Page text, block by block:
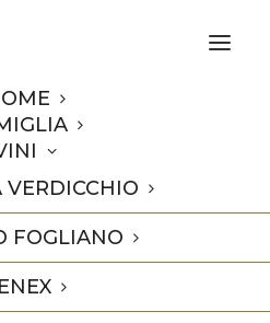
VERDICCHIO
FOGLIANO
2019 Finest
OperaWine